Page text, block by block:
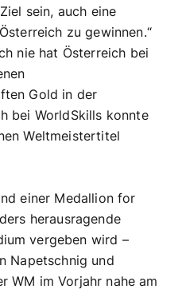
sein, auch eine
zu gewinnen.“
nie hat Österreich bei
Gold in der
bei WorldSkills konnte
Weltmeistertitel
einer Medallion for
herausragende
vergeben wird –
Napetschnig und
WM im Vorjahr nahe am